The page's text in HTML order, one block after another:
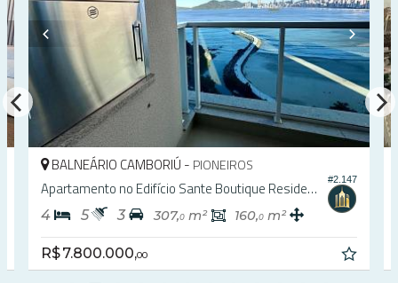
#2.147
BALNEÁRIO CAMBORIÚ - PIONEIROS
Apartamento no Edifício Sante Boutique Residence
4 5 3 307,0 m² 160,0 m²
R$ 7.800.000,00